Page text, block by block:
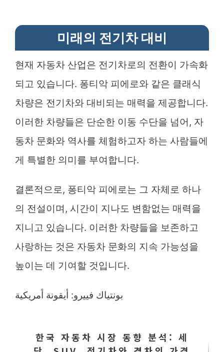
미래의 전기차 대비
현재 자동차 산업은 전기차로의 전환이 가속화
되고 있습니다. 퐁티악 피에로와 같은 클래식
차량은 전기차와 대비되는 매력을 제공합니다.
이러한 차량들은 단순한 이동 수단을 넘어, 자
동차 문화와 역사를 체험하고자 하는 사람들에
게 특별한 의미를 부여합니다.
결론적으로, 퐁티악 피에로는 그 자체로 하나
의 전설이며, 시간이 지나도 변함없는 매력을
지니고 있습니다. 이러한 차량들을 보존하고
사랑하는 것은 자동차 문화의 지속 가능성을
높이는 데 기여할 것입니다.
بونتياك فييرو: أيقونة أمريكية
한국 자동차 시장 동향 분석: 세